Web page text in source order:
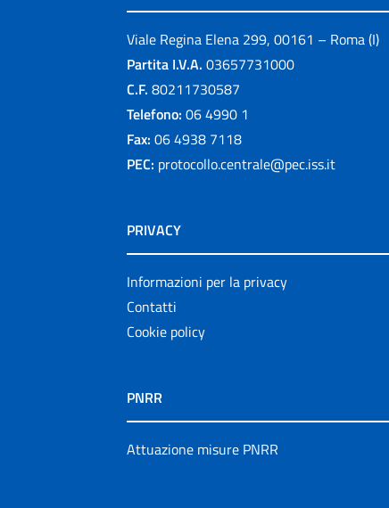
Viale Regina Elena 299, 00161 – Roma (I)
Partita I.V.A. 03657731000
C.F. 80211730587
Telefono: 06 4990 1
Fax: 06 4938 7118
PEC: protocollo.centrale@pec.iss.it
PRIVACY
Informazioni per la privacy
Contatti
Cookie policy
PNRR
Attuazione misure PNRR